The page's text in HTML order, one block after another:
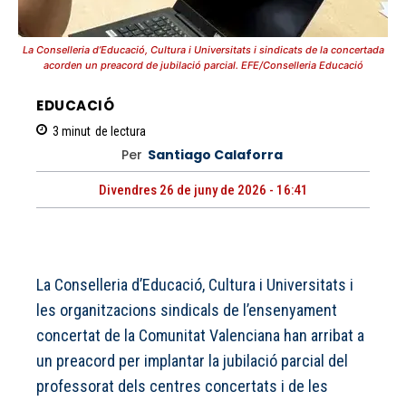
La Conselleria d’Educació, Cultura i Universitats i sindicats de la concertada
acorden un preacord de jubilació parcial. EFE/Conselleria Educació
EDUCACIÓ
3 minut de lectura
Per Santiago Calaforra
Divendres 26 de juny de 2026 - 16:41
La Conselleria d’Educació, Cultura i Universitats i
les organitzacions sindicals de l’ensenyament
concertat de la Comunitat Valenciana han arribat a
un preacord per implantar la jubilació parcial del
professorat dels centres concertats i de les